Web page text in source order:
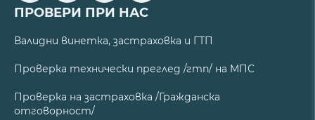
ПРОВЕРИ ПРИ НАС
Валидни винетка, застраховка и ГТП
Проверка технически преглед /гтп/ на МПС
Проверка на застраховка /Гражданска
отговорност/